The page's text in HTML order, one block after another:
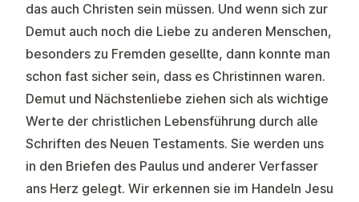
das auch Christen sein müssen. Und wenn sich zur
Demut auch noch die Liebe zu anderen Menschen,
besonders zu Fremden gesellte, dann konnte man
schon fast sicher sein, dass es Christinnen waren.
Demut und Nächstenliebe ziehen sich als wichtige
Werte der christlichen Lebensführung durch alle
Schriften des Neuen Testaments. Sie werden uns
in den Briefen des Paulus und anderer Verfasser
ans Herz gelegt. Wir erkennen sie im Handeln Jesu